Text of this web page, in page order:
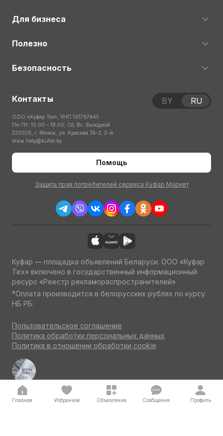
Для бизнеса
Полезно
Безопасность
Контакты
ООО «Куфар Тех», УНП 191767445
Пн-Пт: 10:00 – 18:00; Сб, Вс: Выходной
220029, г. Минск, ул. Красная 7А-2, 3-й
этаж help@kufar.by
Помощь
Защита прав потребителей сервиса Куфар Маркет
BY RU
Куфар — площадка объявлений Беларуси. ООО «Куфар
Тех» включено в государственный информационный
ресурс «Реестр рекламораспространителей»
*Оплата производится в белорусских рублях по курсу
НБ РБ.
Пользовательское соглашение
Политика обработки персональных данных
Политика в отношении обработки cookie
Куфар Авто — одна из ведущих площадок об авто
по итогам потребительского голосования на конкурсе
«Бренд года» 2023
Главная Избранное Объявления Сообщения Профиль